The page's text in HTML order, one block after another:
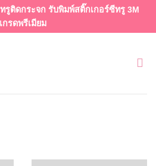
รูติดกระจก รับพิมพ์สติ๊กเกอร์ซีทรู 3M
เกรดพรีเมียม